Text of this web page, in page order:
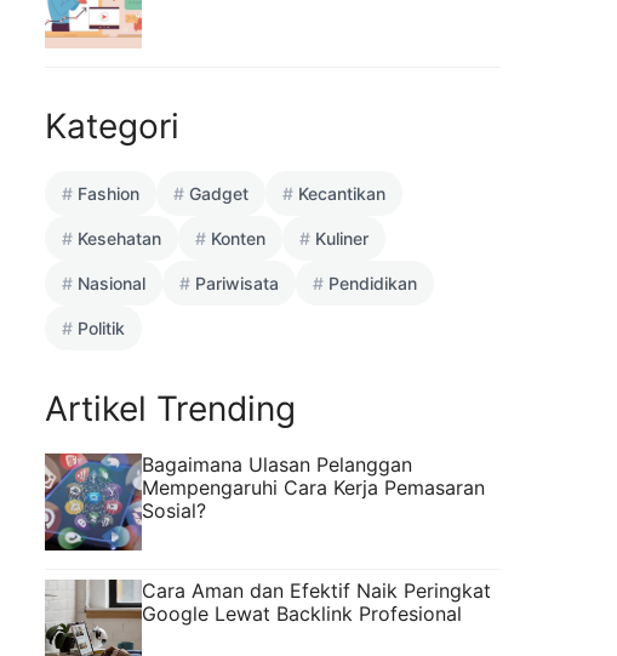
Kategori
Fashion Gadget Kecantikan
Kesehatan Konten Kuliner
Nasional Pariwisata Pendidikan
Politik
Artikel Trending
Bagaimana Ulasan Pelanggan
Mempengaruhi Cara Kerja Pemasaran
Sosial?
Cara Aman dan Efektif Naik Peringkat
Google Lewat Backlink Profesional